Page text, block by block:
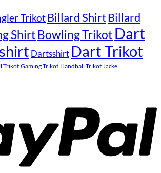
TrikotBillard ShirtBillard
Shirt Bowling Trikot Dart
Dartsshirt Dart Trikot
Trikot Gaming Trikot Handball Trikot Jacke